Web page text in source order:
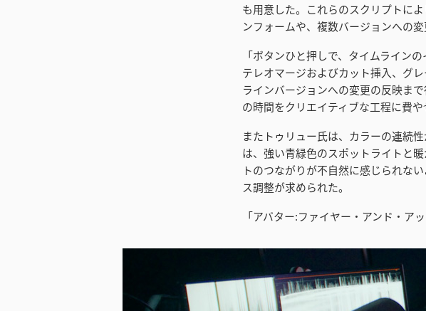
も用意した。これらのスクリプトに
ンフォームや、複数バージョンへの
「ボタンひと押しで、タイムライン
テレオマージおよびカット挿入、グ
ラインバージョンへの変更の反映ま
の時間をクリエイティブな工程に費や
またトゥリュー氏は、カラーの連続
は、強い青緑色のスポットライトと
トのつながりが不自然に感じられな
ス調整が求められた。
「アバター:ファイヤー・アンド・ア